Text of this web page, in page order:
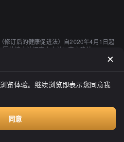
修订后的健康促进法）自2020年4月1日起
此请在访问商店之前与商店确认。
览体验。继续浏览即表示您同意我
同意